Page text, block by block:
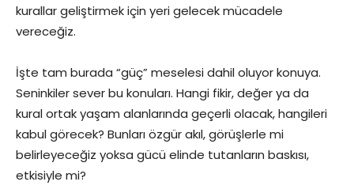
kurallar geliştirmek için yeri gelecek mücadele
vereceğiz.
İşte tam burada “güç” meselesi dahil oluyor konuya.
Seninkiler sever bu konuları. Hangi fikir, değer ya da
kural ortak yaşam alanlarında geçerli olacak, hangileri
kabul görecek? Bunları özgür akıl, görüşlerle mi
belirleyeceğiz yoksa gücü elinde tutanların baskısı,
etkisiyle mi?